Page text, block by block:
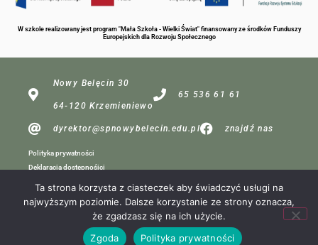
W szkole realizowany jest program "Mała Szkoła - Wielki Świat" finansowany ze środków Funduszy
Europejskich dla Rozwoju Społecznego
Nowy Belęcin 30
64-120 Krzemieniewo
65 536 61 61
dyrektor@spnowybelecin.edu.pl znajdź nas
Polityka prywatności
Deklaracja dostępnośici
dla redakcji
MP Komputery
Ta strona korzysta z ciasteczek aby świadczyć usługi na
najwyższym poziomie. Dalsze korzystanie ze strony oznacza,
że zgadzasz się na ich użycie.
Zgoda
Polityka prywatności